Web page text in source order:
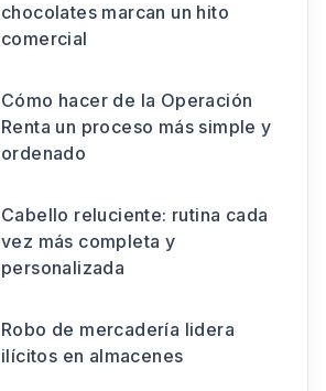
chocolates marcan un hito
comercial
Cómo hacer de la Operación
Renta un proceso más simple y
ordenado
Cabello reluciente: rutina cada
vez más completa y
personalizada
Robo de mercadería lidera
ilícitos en almacenes